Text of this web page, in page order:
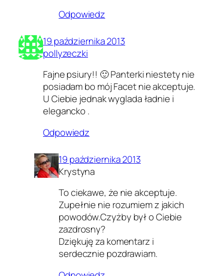
Odpowiedz
19 października 2013
pollyzeczki
Fajne psiury!! 🙂 Panterki niestety nie
posiadam bo mój Facet nie akceptuje.
U Ciebie jednak wyglada ładnie i
elegancko .
Odpowiedz
19 października 2013
Krystyna
To ciekawe, że nie akceptuje.
Zupełnie nie rozumiem z jakich
powodów.Czyżby był o Ciebie
zazdrosny?
Dziękuję za komentarz i
serdecznie pozdrawiam.